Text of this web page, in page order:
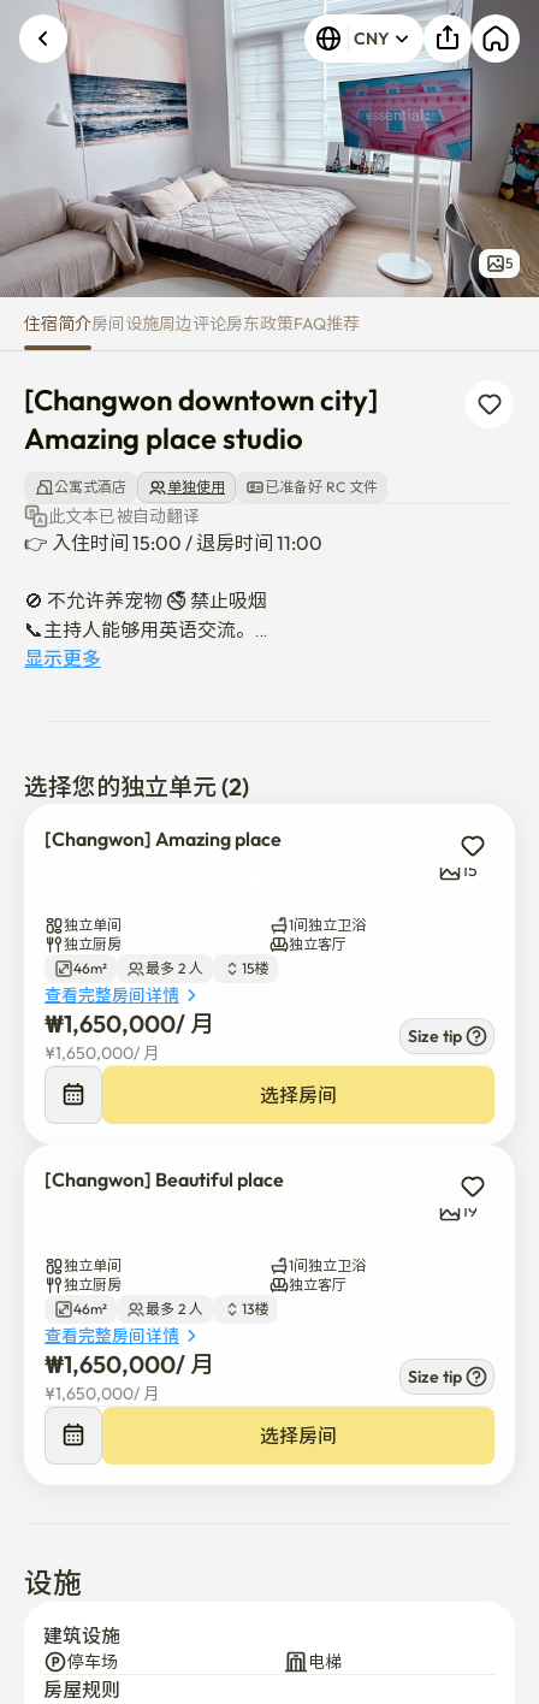
[Changwon downtown city]
CNY
5
住宿简介房间设施周边评论房东政策FAQ推荐
[Changwon downtown city]
Amazing place studio
公寓式酒店 单独使用 已准备好 RC 文件
此文本已被自动翻译
👉 入住时间 15:00 / 退房时间 11:00
🚫 不允许养宠物 🚭 禁止吸烟
📞主持人能够用英语交流。
如需进一步解释，请联系我。
📍 快速公交站 5分钟 / 快速公交站 10分钟（驾车）
📍 百货公司 100米 / 市场 200米
📍 公交车站 100 米
显示更多
选择您的独立单元 (2)
[Changwon] Amazing place
15
独立单间
1间独立卫浴
独立厨房
独立客厅
46m²
最多 2 人 15楼
查看完整房间详情
₩1,650,000/ 月
¥1,650,000/ 月
Size tip
选择房间
[Changwon] Beautiful place
19
独立单间
1间独立卫浴
独立厨房
独立客厅
46m²
最多 2 人 13楼
查看完整房间详情
₩1,650,000/ 月
¥1,650,000/ 月
Size tip
选择房间
设施
建筑设施
停车场 电梯
房屋规则
发生未知错误。请重试。